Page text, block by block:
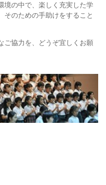
内
学校とは
いさつ
境の中で、楽しく充実した学
そのための手助けをすること
ご協力を、どうぞ宜しくお願